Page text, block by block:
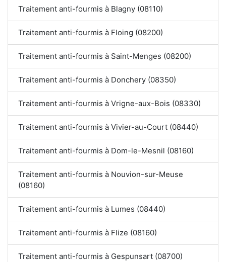
Traitement anti-fourmis à Blagny (08110)
Traitement anti-fourmis à Floing (08200)
Traitement anti-fourmis à Saint-Menges (08200)
Traitement anti-fourmis à Donchery (08350)
Traitement anti-fourmis à Vrigne-aux-Bois (08330)
Traitement anti-fourmis à Vivier-au-Court (08440)
Traitement anti-fourmis à Dom-le-Mesnil (08160)
Traitement anti-fourmis à Nouvion-sur-Meuse
(08160)
Traitement anti-fourmis à Lumes (08440)
Traitement anti-fourmis à Flize (08160)
Traitement anti-fourmis à Gespunsart (08700)